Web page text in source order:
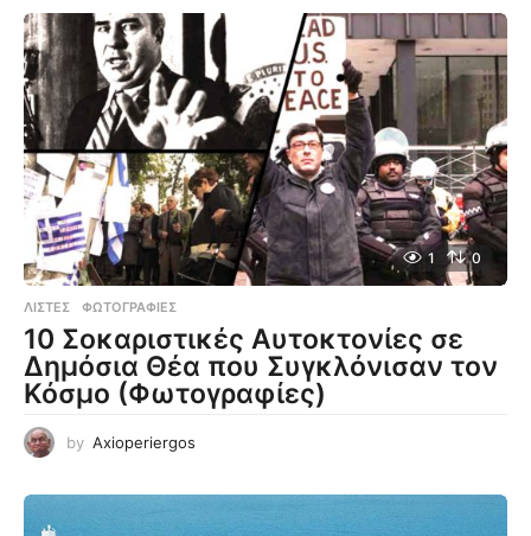
1 0
ΛΊΣΤΕΣ ,ΦΩΤΟΓΡΑΦΊΕΣ
10 Σοκαριστικές Αυτοκτονίες σε
Δημόσια Θέα που Συγκλόνισαν τον
Κόσμο (Φωτογραφίες)
by Axioperiergos